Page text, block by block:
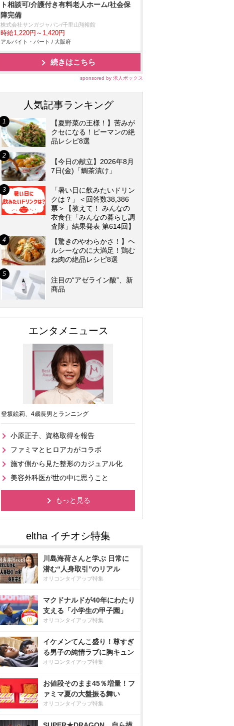
ト相談可/介護付き有料老人ホーム/社会保
障完備
株式会社サンガジャパン/千里山翔裕館
時給1,220円～1,420円
アルバイト・パート / 大阪府
続きはこちら
sponsored by 求人ボックス
人気記事ランキング
【夏野菜の王様！】苦みが
クセになる！ピーマンの絶
品レシピ8選
【今日の献立】2026年8月
7日(金)「鯛茶漬け」
「暑い日に飲みたいドリン
クは？」＜回答数38,386
票＞【教えて！ みんなの
衣食住「みんなの暮らし調
査隊」結果発表 第614回】
【驚きのやわらかさ！】ヘ
ルシーなのに大満足！鶏む
ね肉の絶品レシピ8選
注目の“アゼライン酸”、新
商品
エンタメニュース
登坂絵莉、4歳長男とランニング
小原正子、資格取得を報告
ファミマとヒロアカがコラボ
施す側から見た整形のカジュアル化
美容外科医が世の中に思うこと
もっと見る
川島海荷さんと学ぶ 日常に
潜む“人身取引”のリアル
オリコンタイアップ特集
マクドナルドが40年にわたり
支える「小学生の甲子園」
オリコンタイアップ特集
イケメンてんこ盛り！尊すぎ
る男子の純情ラブに胸キュン
オリコンタイアップ特集
お値段そのまま45％増量！フ
ァミマ夏の大盤振る舞い
オリコンタイアップ特集